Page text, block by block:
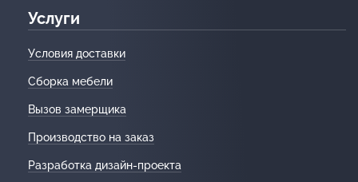
Услуги
Условия доставки
Сборка мебели
Вызов замерщика
Производство на заказ
Разработка дизайн-проекта